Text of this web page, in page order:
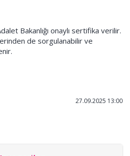
Bakanlığı onaylı sertifika verilir.
de sorgulanabilir ve
27.09.2025 13:00